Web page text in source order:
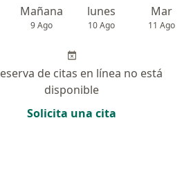
Mañana
9 Ago
lunes
10 Ago
Mar
11 Ago
de citas en línea no está
disponible
Solicita una cita